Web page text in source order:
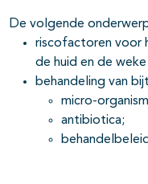
De volgende
riscofactoren voor
de huid en de
behandeling van
micro-
antibiotica;